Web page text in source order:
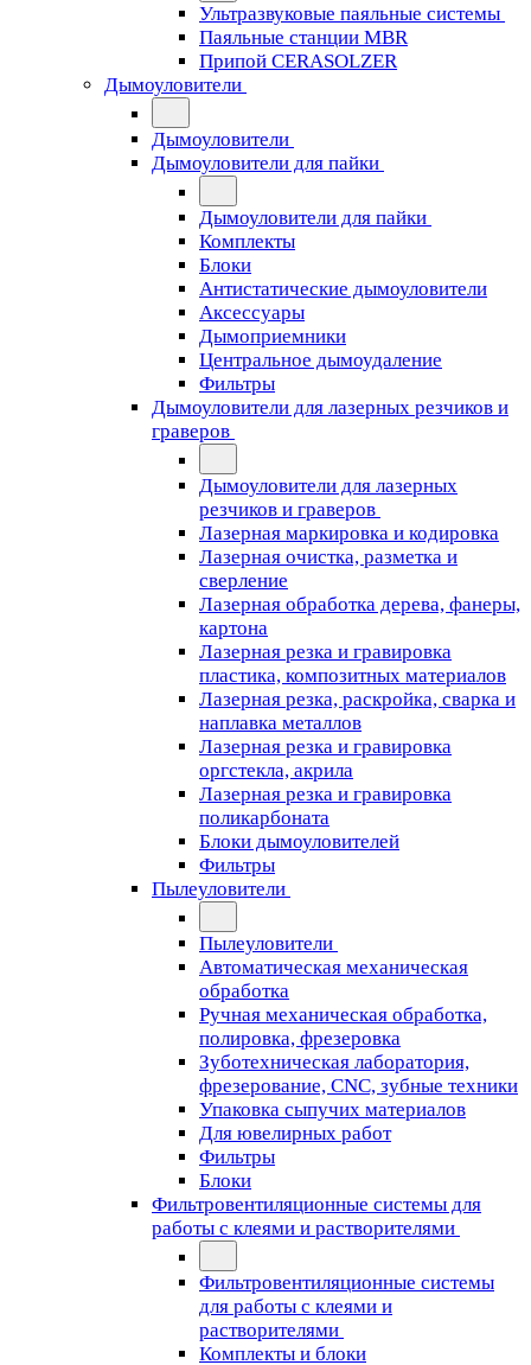
Ультразвуковые паяльные системы
Паяльные станции MBR
Припой CERASOLZER
Дымоуловители
Дымоуловители
Дымоуловители для пайки
Дымоуловители для пайки
Комплекты
Блоки
Антистатические дымоуловители
Аксессуары
Дымоприемники
Центральное дымоудаление
Фильтры
Дымоуловители для лазерных резчиков и
граверов
Дымоуловители для лазерных
резчиков и граверов
Лазерная маркировка и кодировка
Лазерная очистка, разметка и
сверление
Лазерная обработка дерева, фанеры,
картона
Лазерная резка и гравировка
пластика, композитных материалов
Лазерная резка, раскройка, сварка и
наплавка металлов
Лазерная резка и гравировка
оргстекла, акрила
Лазерная резка и гравировка
поликарбоната
Блоки дымоуловителей
Фильтры
Пылеуловители
Пылеуловители
Автоматическая механическая
обработка
Ручная механическая обработка,
полировка, фрезеровка
Зуботехническая лаборатория,
фрезерование, CNC, зубные техники
Упаковка сыпучих материалов
Для ювелирных работ
Фильтры
Блоки
Фильтровентиляционные системы для
работы с клеями и растворителями
Фильтровентиляционные системы
для работы с клеями и
растворителями
Комплекты и блоки